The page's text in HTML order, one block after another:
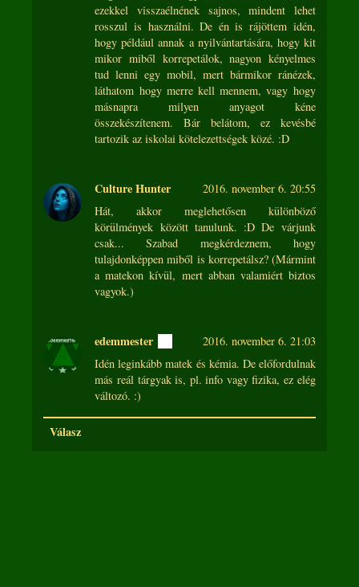
ezekkel visszaélnének sajnos, mindent lehet
rosszul is használni. De én is rájöttem idén,
hogy például annak a nyilvántartására, hogy kit
mikor miből korrepetálok, nagyon kényelmes
tud lenni egy mobil, mert bármikor ránézek,
láthatom hogy merre kell mennem, vagy hogy
másnapra milyen anyagot kéne
összekészítenem. Bár belátom, ez kevésbé
tartozik az iskolai kötelezettségek közé. :D
Culture Hunter
2016. november 6. 20:55
Hát, akkor meglehetősen különböző
körülmények között tanulunk. :D De várjunk
csak... Szabad megkérdeznem, hogy
tulajdonképpen miből is korrepetálsz? (Mármint
a matekon kívül, mert abban valamiért biztos
vagyok.)
edemmester
2016. november 6. 21:03
Idén leginkább matek és kémia. De előfordulnak
más reál tárgyak is, pl. info vagy fizika, ez elég
változó. :)
Válasz